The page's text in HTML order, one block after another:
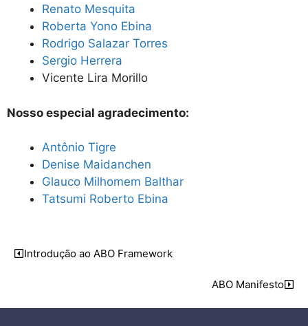
Renato Mesquita
Roberta Yono Ebina
Rodrigo Salazar Torres
Sergio Herrera
Vicente Lira Morillo
Nosso especial agradecimento:
Antônio Tigre
Denise Maidanchen
Glauco Milhomem Balthar
Tatsumi Roberto Ebina
Introdução ao ABO Framework
ABO Manifesto